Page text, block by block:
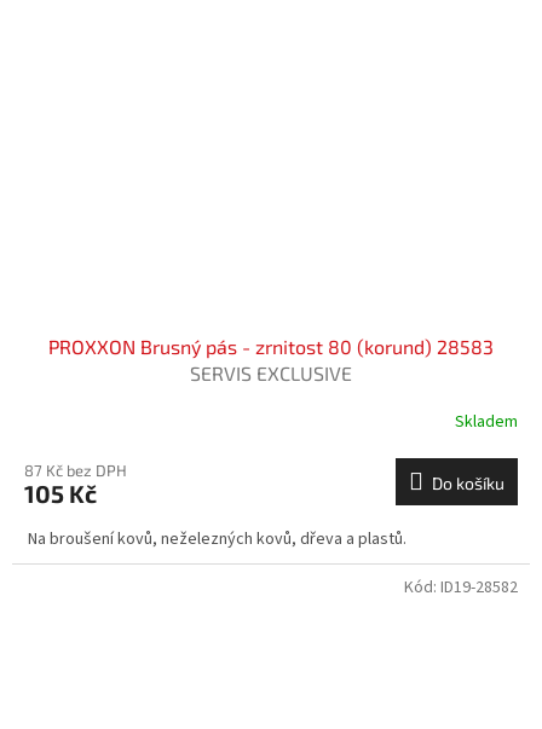
PROXXON Brusný pás - zrnitost 80 (korund) 28583
SERVIS EXCLUSIVE
Skladem
87 Kč bez DPH
105 Kč Do košíku
Na broušení kovů, neželezných kovů, dřeva a plastů.
Kód: ID19-28582